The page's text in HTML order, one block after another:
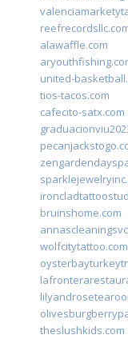
alawaffle.com
united-
tios-tacos.com
cafecito-satx.com
bruinshome.com
wolfcitytattoo.com
theslushkids.com